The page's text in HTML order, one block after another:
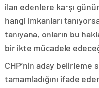
ilan edenlere karşı
hangi imkanları
tanıyana, onların bu
birlikte mücadele
CHP’nin aday belirleme
tamamladığını ifade